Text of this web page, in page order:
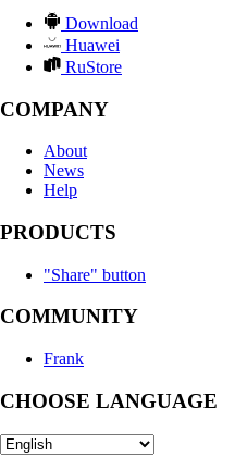
Download
Huawei
RuStore
COMPANY
About
News
Help
PRODUCTS
"Share" button
COMMUNITY
Frank
CHOOSE LANGUAGE